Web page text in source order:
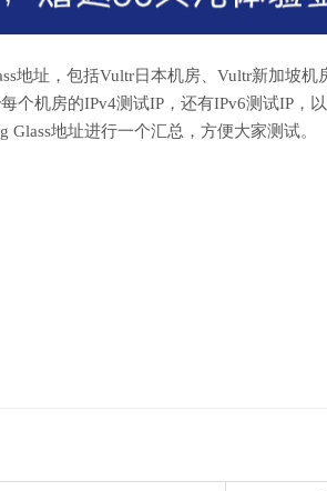
地址，包括Vultr日本机房、Vultr新加坡机
个机房的IPv4测试IP，还有IPv6测试IP，
地址进行一个汇总，方便大家测试。